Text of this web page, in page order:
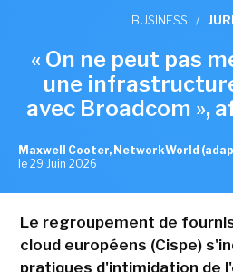
BUSINESS /
« On ne peut pas
une
avec Broadcom »,
Maxwell Cooter, NetworkWorld
le 29 Juin 2026
Le regroupement de
cloud européens (Cispe)
pratiques d'intimidation de